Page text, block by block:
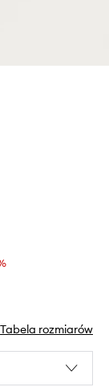
Tabela rozmiarów